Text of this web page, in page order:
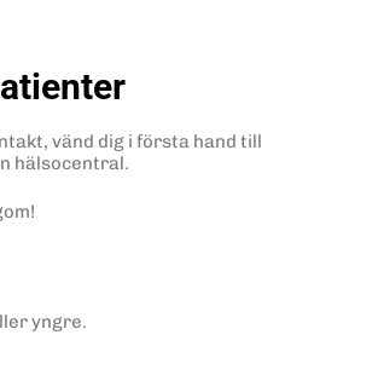
vänd dig i första hand till
hälsocentral.
yngre.